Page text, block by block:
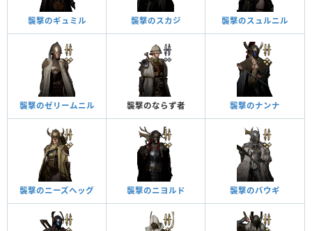
襲撃のギュミル 襲撃のスカジ 襲撃のスュルニル
襲撃のゼリームニル 襲撃のならず者 襲撃のナンナ
襲撃のニーズヘッグ 襲撃のニヨルド 襲撃のバウギ